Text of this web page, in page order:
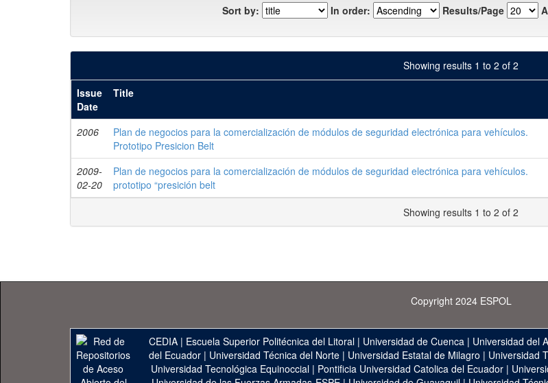
Sort by: In order: Results/Page
Showing results 1 to 2 of 2
Issue
Date
Title
2006
Plan de negocios para la comercialización de módulos de seguridad electrónica para vehículos.
Prototipo Presicion Belt
2009-
02-20
Plan de negocios para la comercialización de módulos de seguridad electrónica para vehículos.
prototipo “presición belt
Showing results 1 to 2 of 2
Copyright 2024 ESPOL
CEDIA | Escuela Superior Politécnica del Litoral | Universidad de Cuenca | Universidad del
del Ecuador| Universidad Técnica del Norte| Universidad Estatal de Milagro | Universidad
Universidad Tecnológica Equinoccial| Pontificia Universidad Catolica del Ecuador|